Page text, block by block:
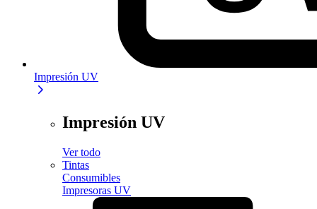
Impresión UV
Impresión UV
Ver todo
Tintas
Consumibles
Impresoras UV